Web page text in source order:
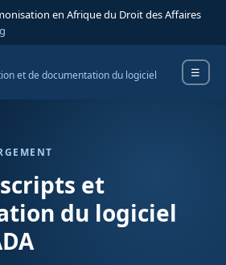
en Afrique du Droit des Affaires
et de documentation du logiciel Ouvrir
☰
documentation
et
du logiciel